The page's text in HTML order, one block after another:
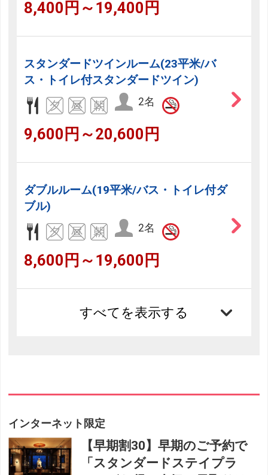
8,400円～19,400円
スタンダードツインルーム(23平米/バ
ス・トイレ付スタンダードツイン)
2名
9,600円～20,600円
ダブルルーム(19平米/バス・トイレ付ダ
ブル)
2名
8,600円～19,600円
すべてを表示する
インターネット限定
【早期割30】早期のご予約で
「スタンダードステイプラ